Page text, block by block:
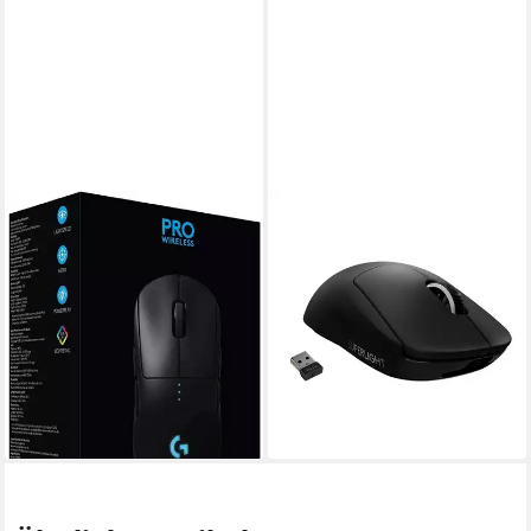
LOGITECH G
G PRO Wireless Profi
Gaming-Maus mit 25K DPI
Sensor Mäuse (Funk, 25000
dpi)
169,00 €
15,43 €
mtl. in 12 Raten
lieferbar - in 5-6 Werktagen bei dir
Leichtgewicht, 25K Sensor -
kabellos Gaming-Maus (Funk,
kabellos)
169,00 €
15,43 €
mtl. in 12 Raten